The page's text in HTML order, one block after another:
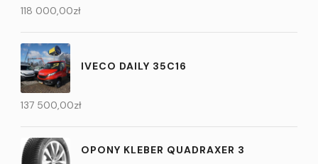
118 000,00zł
IVECO DAILY 35C16
137 500,00zł
OPONY KLEBER QUADRAXER 3